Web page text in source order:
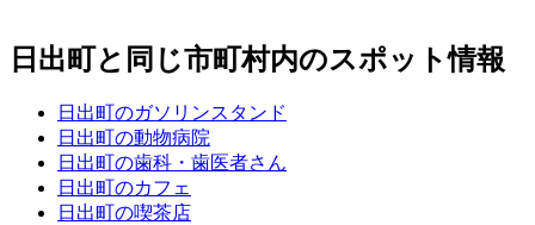
日出町と同じ市町村内のスポット情報
日出町のガソリンスタンド
日出町の動物病院
日出町の歯科・歯医者さん
日出町のカフェ
日出町の喫茶店